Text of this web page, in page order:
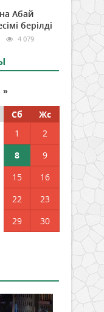
Абай
берілді
4 079
Сб
Жс
1
2
8
9
15
16
22
23
29
30